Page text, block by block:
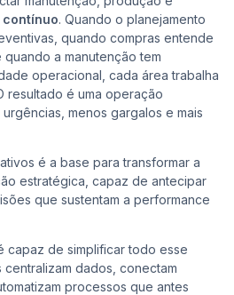
. Quando o planejamento
quando compras entende
a manutenção tem
operacional, cada área trabalha
resultado é uma operação
menos gargalos e mais
é a base para transformar a
estratégica, capaz de antecipar
que sustentam a performance
capaz de simplificar todo esse
centralizam dados, conectam
processos que antes